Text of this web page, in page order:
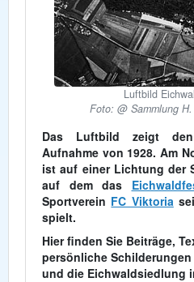
Luftbild
Foto: @ Sammlung
Das Luftbild zeigt
Aufnahme von 1928. Am
ist auf einer Lichtung der
auf dem das
Sportverein FC Viktoria
spielt.
Hier finden Sie Beiträge,
persönliche
und die Eichwaldsiedlung